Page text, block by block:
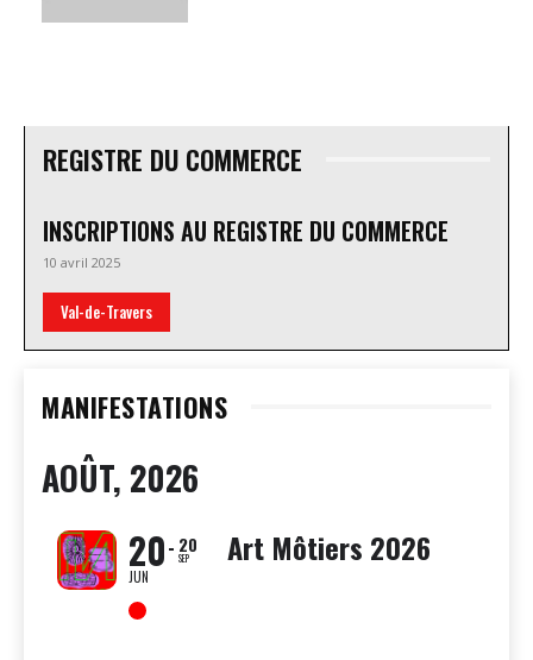
REGISTRE DU COMMERCE
INSCRIPTIONS AU REGISTRE DU COMMERCE
10 avril 2025
Val-de-Travers
MANIFESTATIONS
AOÛT, 2026
20
JUN
20
SEP Art Môtiers 2026